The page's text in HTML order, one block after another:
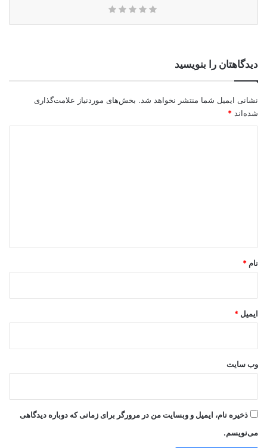
دیدگاهتان را بنویسید
نشانی ایمیل شما منتشر نخواهد شد. بخش‌های موردنیاز علامت‌گذاری
شده‌اند *
نام *
ایمیل *
وب‌ سایت
ذخیره نام، ایمیل و وبسایت من در مرورگر برای زمانی که دوباره دیدگاهی
می‌نویسم.